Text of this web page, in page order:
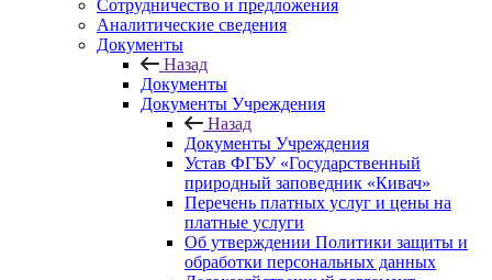
Сотрудничество и предложения
Аналитические сведения
Документы
Назад
Документы
Документы Учреждения
Назад
Документы Учреждения
Устав ФГБУ «Государственный
природный заповедник «Кивач»
Перечень платных услуг и цены на
платные услуги
Об утверждении Политики защиты и
обработки персональных данных